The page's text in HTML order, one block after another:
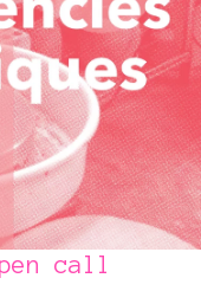
call